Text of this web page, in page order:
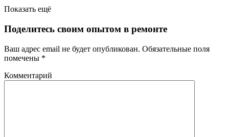
Показать ещё
Поделитесь своим опытом в ремонте
Ваш адрес email не будет опубликован. Обязательные поля
помечены *
Комментарий